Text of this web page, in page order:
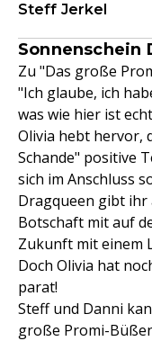
Steff Jerkel
Sonnenschein
Zu "Das große
"Ich glaube, ich
was wie hier ist
Olivia hebt hervor,
Schande" positive
sich im Anschluss
Dragqueen gibt ihr
Botschaft mit auf
Zukunft mit einem
Doch Olivia hat
parat!
Steff und Danni
große Promi-